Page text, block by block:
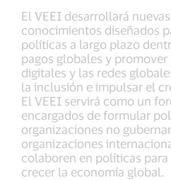
El VEEI desarrollará
conocimientos diseñados
políticas a largo plazo
pagos globales y
digitales y las redes
la inclusión e impulsar el
El VEEI servirá como un
encargados de formular
organizaciones no
organizaciones
colaboren en políticas
crecer la economía global.